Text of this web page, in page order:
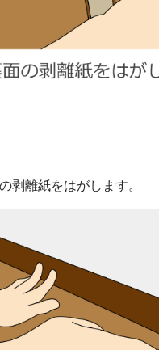
剥離紙をはがします。